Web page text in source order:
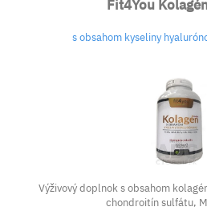
Fit4You
s obsahom kyseliny
Výživový doplnok s obsahom
chondroitín sulfátu,